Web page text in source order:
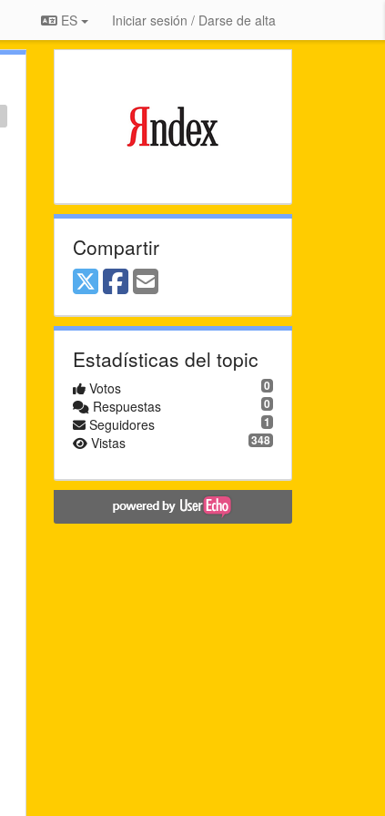
ES Iniciar sesión / Darse de alta
Compartir
Estadísticas del topic
0
Votos
0
Respuestas
1
Seguidores
348
Vistas